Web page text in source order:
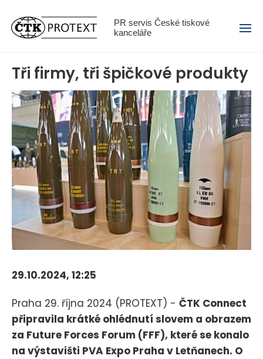
PR servis České tiskové
kanceláře
Menu
Tři firmy, tři špičkové produkty
29.10.2024, 12:25
Praha 29. října 2024 (PROTEXT) - ČTK Connect
připravila krátké ohlédnutí slovem a obrazem
za Future Forces Forum (FFF), které se konalo
na výstavišti PVA Expo Praha v Letňanech. O